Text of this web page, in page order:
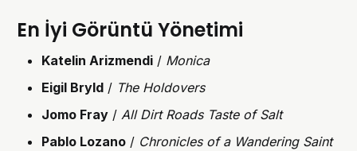
En İyi Görüntü Yönetimi
Katelin Arizmendi / Monica
Eigil Bryld / The Holdovers
Jomo Fray /All Dirt Roads Taste of Salt
Pablo Lozano / Chronicles of a Wandering Saint